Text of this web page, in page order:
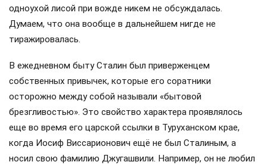
одноухой лисой при вожде никем не обсуждалась.
Думаем, что она вообще в дальнейшем нигде не
тиражировалась.
В ежедневном быту Сталин был приверженцем
собственных привычек, которые его соратники
осторожно между собой называли «бытовой
брезгливостью». Это свойство характера проявлялось
еще во время его царской ссылки в Туруханском крае,
когда Иосиф Виссарионович ещё не был Сталиным, а
носил свою фамилию Джугашвили. Например, он не любил